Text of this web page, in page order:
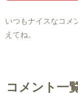
いつもナイスなコメ
えてね。
コメント一